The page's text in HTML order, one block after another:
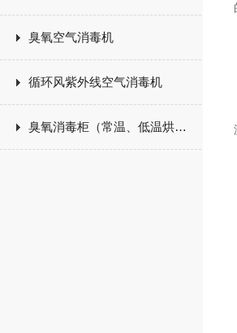
臭氧空气消毒机
循环风紫外线空气消毒机
臭氧消毒柜（常温、低温烘干）